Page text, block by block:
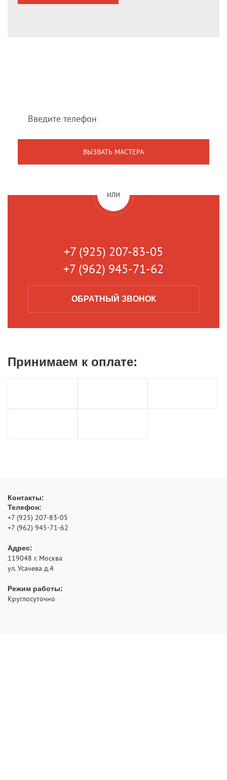
ИЛИ
+7 (925) 207-83-05
+7 (962) 945-71-62
ОБРАТНЫЙ ЗВОНОК
Принимаем к оплате:
Контакты:
Телефон:
+7 (925) 207-83-05
+7 (962) 945-71-62
Адрес:
119048 г. Москва
ул. Усачева д.4
Режим работы:
Круглосуточно